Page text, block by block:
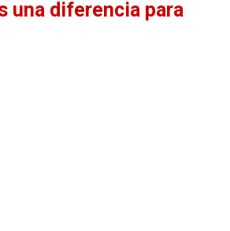
una diferencia para